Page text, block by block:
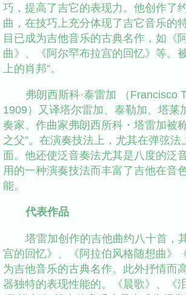
巧，提高了吉它的表现力。他创作了
曲，在技巧上充分体现了吉它音乐的
目已成为吉他音乐的古典名作，如《
曲》、《阿尔罕布拉宫的回忆》等。
上的肖邦”。
弗朗西斯科·泰雷加 （Francisco
1909）又译塔尔雷加、泰勒加、塔莱
奏家、作曲家弗朗西所科・塔雷加被
之父”。在演奏技法上，尤其在弹弦法
面。他还使泛音奏法尤其是八度的泛
用的一种演奏技法而丰富了吉他在音
能。
代表作品
塔雷加创作的吉他曲约八十首，
宫的回忆》、《阿拉伯风格随想曲》
为吉他音乐的古典名作。此外抒情而
器独特的表现性能的。《晨歌》、《